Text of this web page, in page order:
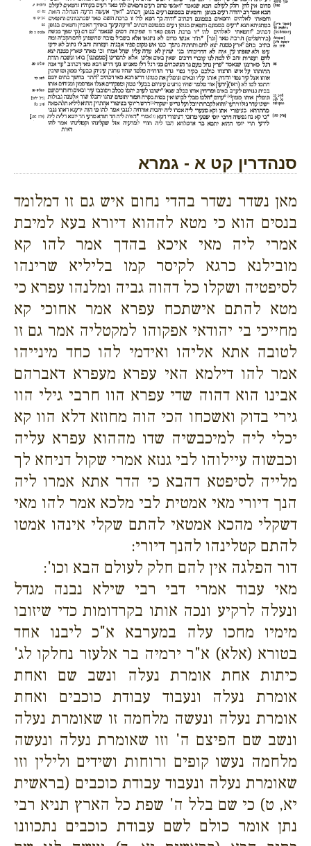
סנהדרין קט א - גמרא
מאן נשדר נשדר בהדי נחום איש גם זו דמלומד
בנסים הוא כי מטא לההוא דיורא בעא למיבת
אמרי ליה מאי איכא בהדך אמר להו קא
מובילנא כרגא לקיסר קמו בליליא שרינהו
לסיפטיה ושקלו כל דהוה גביה ומלנהו עפרא כי
מטא להתם אישתכח עפרא אמר אחוכי קא
מחייכי בי יהודאי אפקוהו למקטליה אמר גם זו
לטובה אתא אליהו ואידמי להו כחד מינייהו
אמר להו דילמא האי עפרא מעפרא דאברהם
אבינו הוא דהוה שדי עפרא הוו חרבי גילי הוו
גירי בדוק ואשכחו הכי הוה מחוזא דלא הוו קא
יכלי ליה למיכבשיה שדו מההוא עפרא עליה
וכבשוה עיילוהו לבי גנזא אמרי שקול דניחא לך
מלייה לסיפטא דהבא כי הדר אתא אמרו ליה
הנך דיורי מאי אמטית לבי מלכא אמר להו מאי
דשקלי מהכא אמטאי להתם שקלי אינהו אמטו
להתם קטלינהו להנך דיורי:
דור הפלגה אין להם חלק לעולם הבא וכו':
מאי עבוד אמרי דבי רבי שילא נבנה מגדל
ונעלה לרקיע ונכה אותו בקרדומות כדי שיזובו
מימיו מחכו עלה במערבא א"כ ליבנו אחד
בטורא (אלא) א"ר ירמיה בר אלעזר נחלקו לג'
כיתות אחת אומרת נעלה ונשב שם ואחת
אומרת נעלה ונעבוד עבודת כוכבים ואחת
אומרת נעלה ונעשה מלחמה זו שאומרת נעלה
ונשב שם הפיצם ה' וזו שאומרת נעלה ונעשה
מלחמה נעשו קופים ורוחות ושידים ולילין וזו
שאומרת נעלה ונעבוד עבודת כוכבים (בראשית
יא, ט) כי שם בלל ה' שפת כל הארץ תניא רבי
נתן אומר כולם לשם עבודת כוכבים נתכוונו